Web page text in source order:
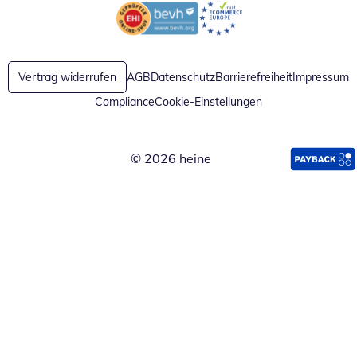
Öffnet in neuem FensterÖffnet in neuem Fenster
Vertrag widerrufen AGBDatenschutzBarrierefreiheitImpressum
ComplianceCookie-Einstellungen
© 2026 heine